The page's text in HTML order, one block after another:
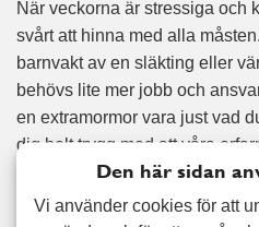
När veckorna är stressiga och
svårt att hinna med alla
barnvakt av en släkting eller
behövs lite mer jobb och
en extramormor vara just vad
dig helt trygg med att våra
på allvar och med sin långa
mycket duktiga både på att
Den här sidan
Vi använder cookies för att